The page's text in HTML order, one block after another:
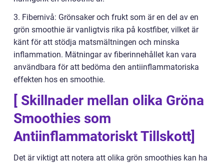
3. Fibernivå: Grönsaker och frukt som är en del av en
grön smoothie är vanligtvis rika på kostfiber, vilket är
känt för att stödja matsmältningen och minska
inflammation. Mätningar av fiberinnehållet kan vara
användbara för att bedöma den antiinflammatoriska
effekten hos en smoothie.
[ Skillnader mellan olika Gröna
Smoothies som
Antiinflammatoriskt Tillskott]
Det är viktigt att notera att olika grön smoothies kan ha